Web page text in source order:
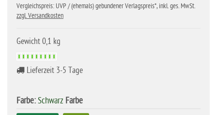
Vergleichspreis: UVP / (ehemals) gebundener Verlagspreis*, inkl. ges. MwSt.
zzgl. Versandkosten
Gewicht 0,1 kg
Lieferzeit 3-5 Tage
Farbe:Schwarz Farbe